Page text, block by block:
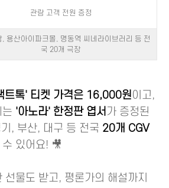
관람 고객 전원 증정
, 용산아이파크몰, 명동역 씨네라이브러리 등 전
국 20개 극장
트톡' 티켓 가격은 16,000원이고,
'아노라' 한정판 엽서 가 증정된
, 부산, 대구 등 전국 20개 CGV
있어요! 🎥
선물도 받고, 평론가의 해설까지